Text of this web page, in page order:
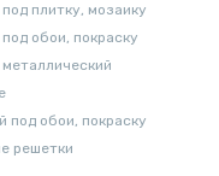
плитку, мозаику
обои, покраску
под обои, покраску
решетки